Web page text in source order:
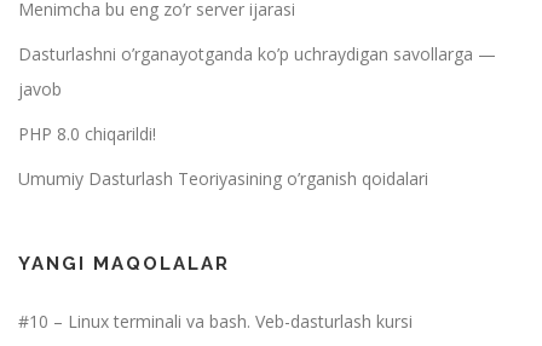
Menimcha bu eng zo’r server ijarasi
Dasturlashni o’rganayotganda ko’p uchraydigan savollarga —
javob
PHP 8.0 chiqarildi!
Umumiy Dasturlash Teoriyasining o’rganish qoidalari
YANGI MAQOLALAR
#10 – Linux terminali va bash. Veb-dasturlash kursi